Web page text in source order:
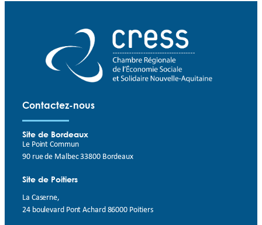
Contactez-nous
Site de Bordeaux
Le Point Commun
90 rue de Malbec 33800 Bordeaux
Site de Poitiers
La Caserne,
24 boulevard Pont Achard 86000 Poitiers